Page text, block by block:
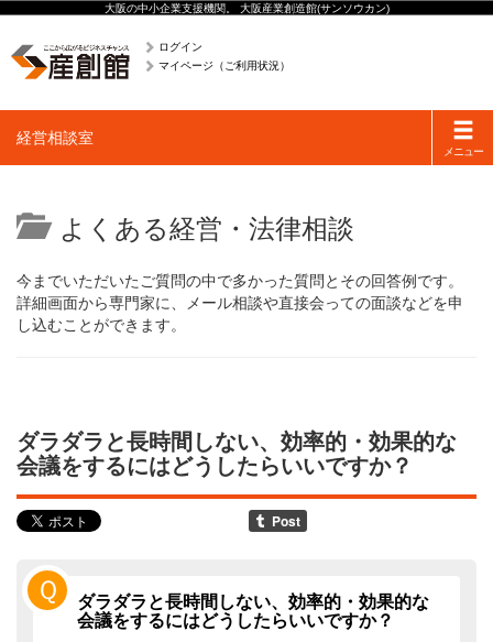
大阪の中小企業支援機関。 大阪産業創造館(サンソウカン)
ログイン
マイページ（ご利用状況）
Toggle
メニュー
経営相談室
よくある経営・法律相談
今までいただいたご質問の中で多かった質問とその回答例です。
詳細画面から専門家に、メール相談や直接会っての面談などを申
し込むことができます。
ダラダラと長時間しない、効率的・効果的な
会議をするにはどうしたらいいですか？
Ｑ
ダラダラと長時間しない、効率的・効果的な
会議をするにはどうしたらいいですか？